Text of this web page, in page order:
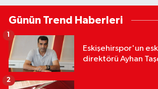
Günün Trend Haberleri
Eskişehirspor'un
direktörü Ayhan
2